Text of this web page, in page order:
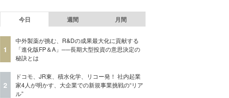
今日 週間 月間
1
中外製薬が挑む、R&Dの成果最大化に貢献する
「進化版FP＆A」──長期大型投資の意思決定の
秘訣とは
2
ドコモ、JR東、積水化学、リコー発！ 社内起業
家4人が明かす、大企業での新規事業挑戦の“リア
ル”